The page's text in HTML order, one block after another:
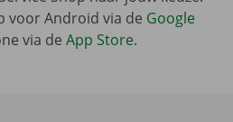
voor Android via de Google
via de App Store.